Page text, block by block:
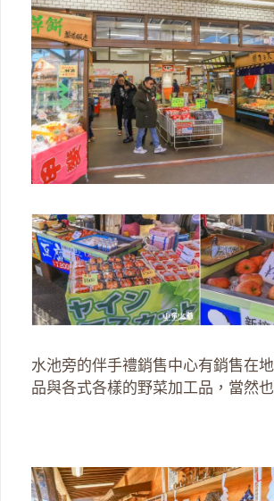
水池旁的伴手禮銷售中心有銷售在
品與各式各樣的野菜加工品，當然